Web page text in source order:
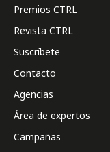
Premios CTRL
Revista CTRL
Suscríbete
Contacto
Agencias
Área de expertos
Campañas